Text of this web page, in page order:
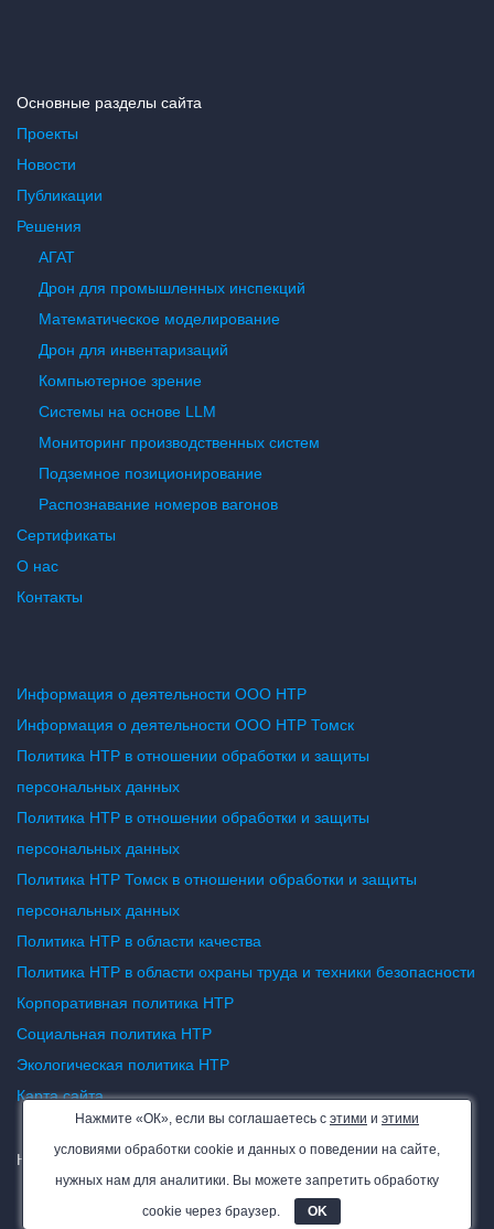
Основные разделы сайта
Проекты
Новости
Публикации
Решения
АГАТ
Дрон для промышленных инспекций
Математическое моделирование
Дрон для инвентаризаций
Компьютерное зрение
Системы на основе LLM
Мониторинг производственных систем
Подземное позиционирование
Распознавание номеров вагонов
Сертификаты
О нас
Контакты
Информация о деятельности ООО НТР
Информация о деятельности ООО НТР Томск
Политика НТР в отношении обработки и защиты
персональных данных
Политика НТР в отношении обработки и защиты
персональных данных
Политика НТР Томск в отношении обработки и защиты
персональных данных
Политика НТР в области качества
Политика НТР в области охраны труда и техники безопасности
Корпоративная политика НТР
Социальная политика НТР
Экологическая политика НТР
Карта сайта
НТР — все права защищены. 2026
Нажмите «ОК», если вы соглашаетесь с этими и этими
условиями обработки cookie и данных о поведении на сайте,
нужных нам для аналитики. Вы можете запретить обработку
cookie через браузер.
OK